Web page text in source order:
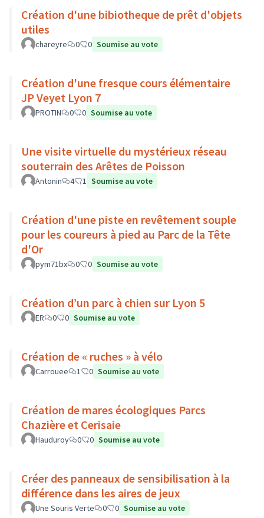
Création d'une bibiotheque de prêt d'objets
utiles
chareyre 0 0 Soumise au vote
Création d'une fresque cours élémentaire
JP Veyet Lyon 7
PROTIN 0 0 Soumise au vote
Une visite virtuelle du mystérieux réseau
souterrain des Arêtes de Poisson
Antonin 4 1 Soumise au vote
Création d'une piste en revêtement souple
pour les coureurs à pied au Parc de la Tête
d'Or
pym71bx 0 0 Soumise au vote
Création d’un parc à chien sur Lyon 5
ER 0 0 Soumise au vote
Création de « ruches » à vélo
Carrouee 1 0 Soumise au vote
Création de mares écologiques Parcs
Chazière et Cerisaie
Hauduroy 0 0 Soumise au vote
Créer des panneaux de sensibilisation à la
différence dans les aires de jeux
Une Souris Verte 0 0 Soumise au vote